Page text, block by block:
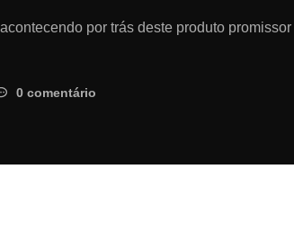
por trás deste produto
0 comentário